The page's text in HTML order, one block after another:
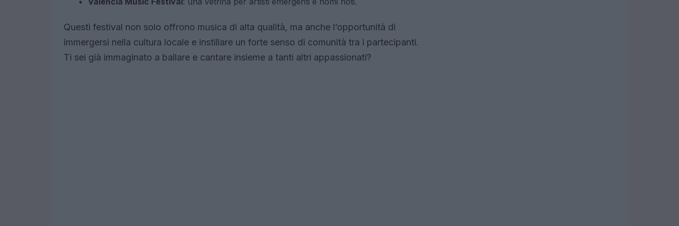
Questi festival non solo offrono musica di alta qualità, ma anche l’opportunità di
immergersi nella cultura locale e instillare un forte senso di comunità tra i partecipanti.
Ti sei già immaginato a ballare e cantare insieme a tanti altri appassionati?